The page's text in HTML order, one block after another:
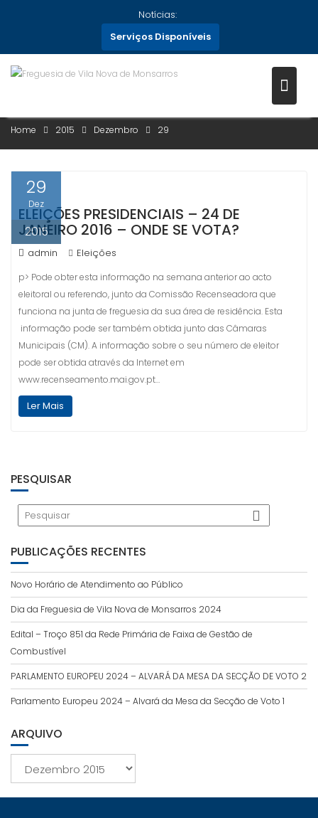
Notícias:
Serviços Disponíveis
29 DE DEZEMBRO, 2015
Home 2015 Dezembro 29
29
Dez
2015
ELEIÇÕES PRESIDENCIAIS – 24 DE
JANEIRO 2016 – ONDE SE VOTA?
admin Eleições
p> Pode obter esta informação na semana anterior ao acto
eleitoral ou referendo, junto da Comissão Recenseadora que
funciona na junta de freguesia da sua área de residência. Esta
informação pode ser também obtida junto das Câmaras
Municipais (CM). A informação sobre o seu número de eleitor
pode ser obtida através da Internet em
www.recenseamento.mai.gov.pt…
Ler Mais
PESQUISAR
PUBLICAÇÕES RECENTES
Novo Horário de Atendimento ao Público
Dia da Freguesia de Vila Nova de Monsarros 2024
Edital – Troço 851 da Rede Primária de Faixa de Gestão de
Combustível
PARLAMENTO EUROPEU 2024 – ALVARÁ DA MESA DA SECÇÃO DE VOTO 2
Parlamento Europeu 2024 – Alvará da Mesa da Secção de Voto 1
ARQUIVO